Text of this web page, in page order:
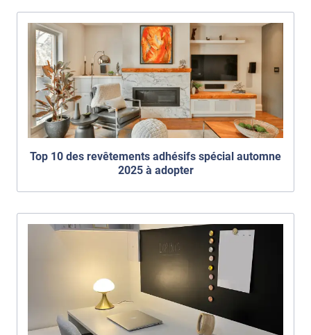
Top 10 des revêtements adhésifs spécial automne
2025 à adopter